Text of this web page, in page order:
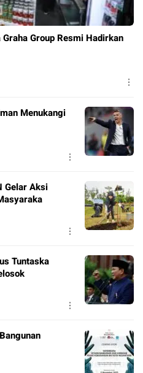
Group Resmi Hadirkan
Menukangi
Gelar Aksi
Tuntaska